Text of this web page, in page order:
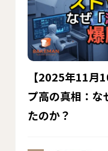
【2025年11月
プ高の真相：な
たのか？